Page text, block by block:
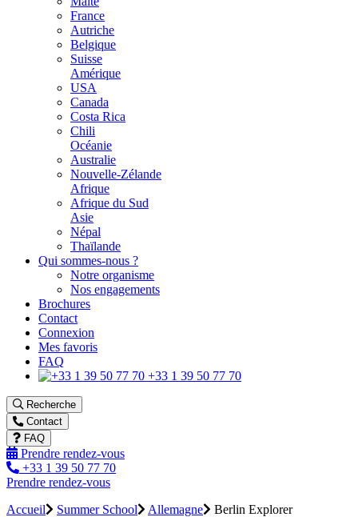
France
Autriche
Belgique
Suisse
Amérique
USA
Canada
Costa Rica
Chili
Océanie
Australie
Nouvelle-Zélande
Afrique
Afrique du Sud
Asie
Népal
Thaïlande
Qui sommes-nous ?
Notre organisme
Nos engagements
Brochures
Contact
Connexion
Mes favoris
FAQ
+33 1 39 50 77 70
Recherche
Contact
FAQ
Prendre rendez-vous
+33 1 39 50 77 70
Prendre rendez-vous
Accueil
Summer School Allemagne Berlin Explorer